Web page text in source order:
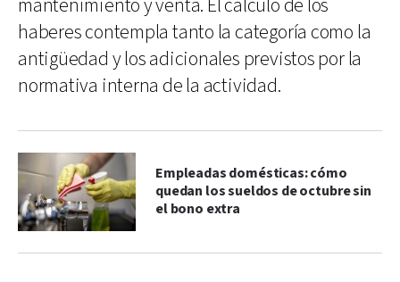
mantenimiento y venta. El cálculo de los
haberes contempla tanto la categoría como la
antigüedad y los adicionales previstos por la
normativa interna de la actividad.
Empleadas domésticas: cómo
quedan los sueldos de octubre sin
el bono extra